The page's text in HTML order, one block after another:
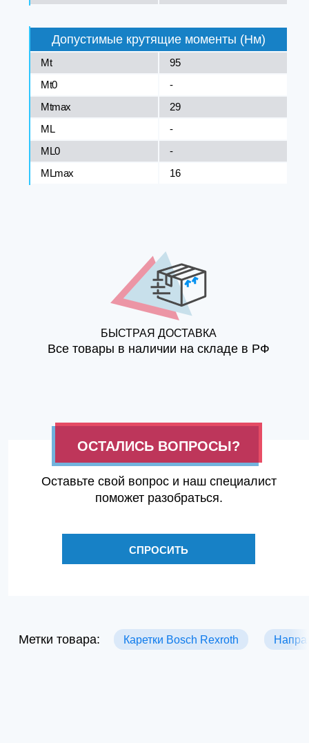
Допустимые крутящие моменты (Нм)
Mt
95
Mt0
-
Mtmax
29
ML
-
ML0
-
MLmax
16
БЫСТРАЯ ДОСТАВКА
Все товары в наличии на складе в РФ
ОСТАЛИСЬ ВОПРОСЫ?
Оставьте свой вопрос и наш специалист
поможет разобраться.
СПРОСИТЬ
Метки товара: Каретки Bosch Rexroth